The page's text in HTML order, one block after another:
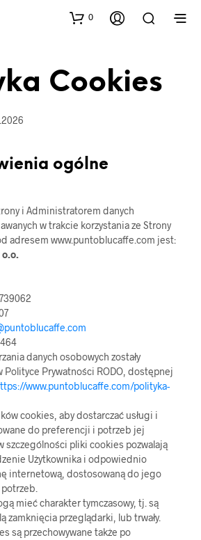
0
Cookies
ogólne
i Administratorem danych
w trakcie korzystania ze Strony
adresem www.puntoblucaffe.com jest:
o.o.
danych osobowych zostały
Polityce Prywatności RODO, dostępnej
www.puntoblucaffe.com/polityka-
cookies, aby dostarczać usługi i
do preferencji i potrzeb jej
szczególności pliki cookies pozwalają
Użytkownika i odpowiednio
internetową, dostosowaną do jego
mieć charakter tymczasowy, tj. są
zamknięcia przeglądarki, lub trwały.
są przechowywane także po